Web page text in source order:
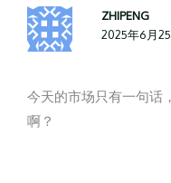
ZHIPENG
2025年6月
今天的市场只有一句话
啊？